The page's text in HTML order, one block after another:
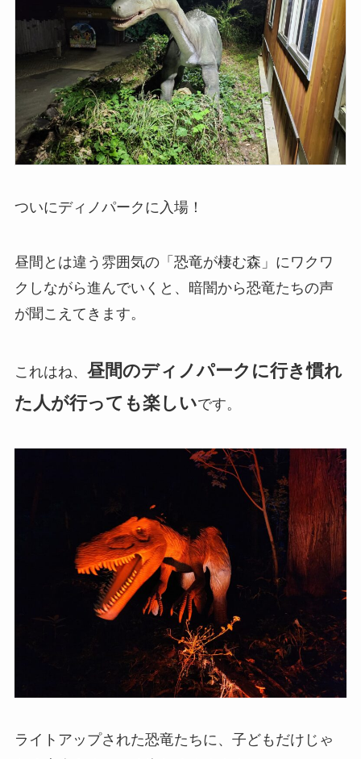
ついにディノパークに入場！
昼間とは違う雰囲気の「恐竜が棲む森」にワクワ
クしながら進んでいくと、暗闇から恐竜たちの声
が聞こえてきます。
これはね、 昼間のディノパークに行き慣れ
た人が行っても楽しいです。
ライトアップされた恐竜たちに、子どもだけじゃ